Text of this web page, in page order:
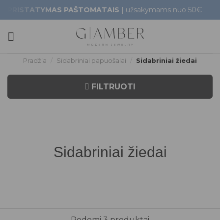
to
content
PAŠTOMATAIS| užsakymams nuo 50€
Pradžia Sidabriniai papuošalai Sidabriniai žiedai
FILTRUOTI
Sidabriniai žiedai